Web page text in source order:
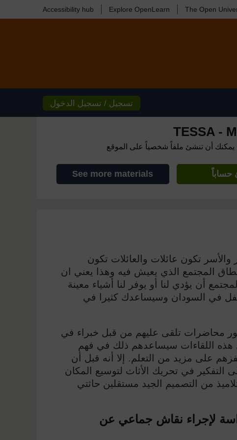
The Open
Explore OpenLearn
Accessibility hub
تسجيل / تسجيل الدخول
TESSA -
يمكنك أن تنشئ ملفاً شخصياً على الموقع
حساباً See more materials
تكون عائلات والعائلات تكون
المجتمع الذي يعيش فيه وهذا يعني ان
أن يؤدي لنا أو يوفر لنا أشياء معينة
في السودان وسيساعدك كثيرا في
محاضرات تلقى عليهم من قبل خبراء في
هذه اللقاءات سيساعدهم ذلك في فهم
على مزيد من التعلم. إلا أنه قبل أن
التفكير في تحريك الأثاث لتوسيع المكان
من التصميم الجيد مستقلين حاثتي
لإجراء نقاش جماعي عن